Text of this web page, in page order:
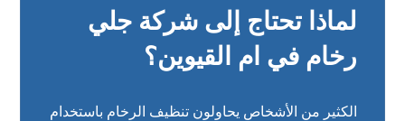
لماذا تحتاج إلى شركة جلي
رخام في ام القيوين؟
الكثير من الأشخاص يحاولون تنظيف الرخام باستخدام